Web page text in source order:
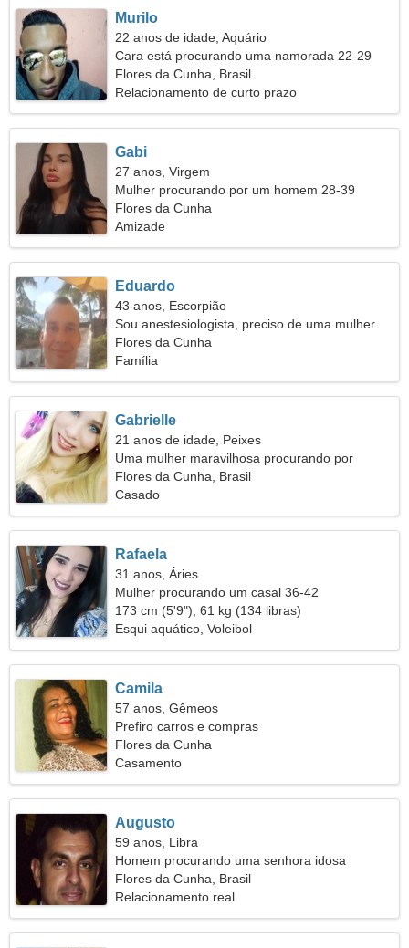
Murilo
22 anos de idade, Aquário
Cara está procurando uma namorada 22-29
Flores da Cunha, Brasil
Relacionamento de curto prazo
Gabi
27 anos, Virgem
Mulher procurando por um homem 28-39
Flores da Cunha
Amizade
Eduardo
43 anos, Escorpião
Sou anestesiologista, preciso de uma mulher
sedutora
Flores da Cunha
Família
Gabrielle
21 anos de idade, Peixes
Uma mulher maravilhosa procurando por
alguém como você
Flores da Cunha, Brasil
Casado
Rafaela
31 anos, Áries
Mulher procurando um casal 36-42
173 cm (5'9"), 61 kg (134 libras)
Esqui aquático, Voleibol
Camila
57 anos, Gêmeos
Prefiro carros e compras
Flores da Cunha
Casamento
Augusto
59 anos, Libra
Homem procurando uma senhora idosa
Flores da Cunha, Brasil
Relacionamento real